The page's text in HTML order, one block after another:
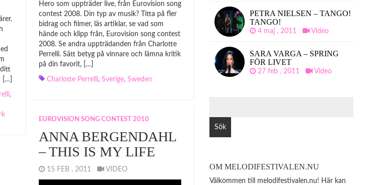
ditt
[…]
,
Hero som uppträder live, från Eurovision song
contest 2008. Din typ av musik? Titta på fler
bidrag och filmer, läs artiklar, se vad som
hände och klipp från, Eurovision song contest
2008. Se andra uppträdanden från Charlotte
Perrelli. Sätt betyg på vinnare och lämna kritik
på din favorit, […]
Charlotte Perrelli, Sverige, Sweden
EUROVISION SONG CONTEST 2010
ANNA BERGENDAHL
– THIS IS MY LIFE
15 FEB , 2011 VIDEO
PETRA NIELSEN – TANGO!
TANGO!
4 maj , 2011 Video
SARA VARGA – SPRING
FÖR LIVET
27 feb , 2011 Video
OM MELODIFESTIVALEN.NU
Välkommen till melodifestivalen.nu! Här kan